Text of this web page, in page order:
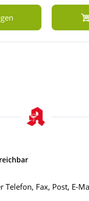
Telefon, Fax, Post, E-